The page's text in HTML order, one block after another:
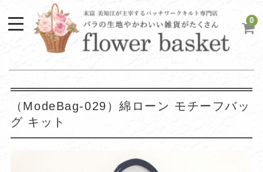
0
（ModeBag-029）綿ローン モチーフバッ
グ キット